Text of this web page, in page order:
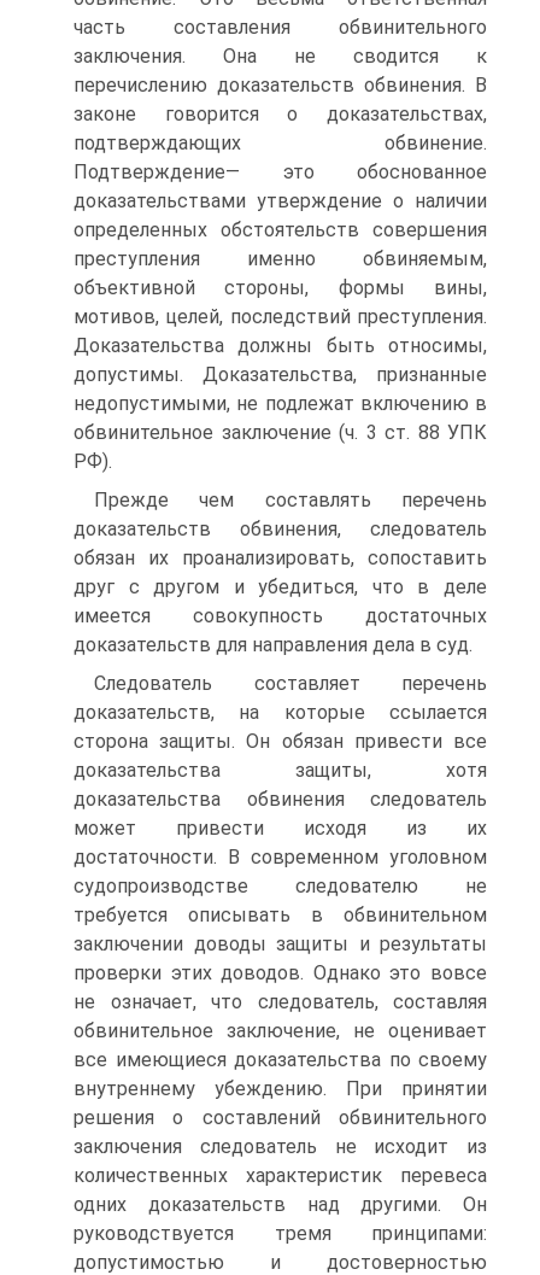
часть составления обвинительного
заключения. Она не сводится к
перечислению доказательств обвинения. В
законе говорится о доказательствах,
подтверждающих обвинение.
Подтверждение— это обоснованное
доказательствами утверждение о наличии
определенных обстоятельств совершения
преступления именно обвиняемым,
объективной стороны, формы вины,
мотивов, целей, последствий преступления.
Доказательства должны быть относимы,
допустимы. Доказательства, признанные
недопустимыми, не подлежат включению в
обвинительное заключение (ч. 3 ст. 88 УПК
РФ).
Прежде чем составлять перечень
доказательств обвинения, следователь
обязан их проанализировать, сопоставить
друг с другом и убедиться, что в деле
имеется совокупность достаточных
доказательств для направления дела в суд.
Следователь составляет перечень
доказательств, на которые ссылается
сторона защиты. Он обязан привести все
доказательства защиты, хотя
доказательства обвинения следователь
может привести исходя из их
достаточности. В современном уголовном
судопроизводстве следователю не
требуется описывать в обвинительном
заключении доводы защиты и результаты
проверки этих доводов. Однако это вовсе
не означает, что следователь, составляя
обвинительное заключение, не оценивает
все имеющиеся доказательства по своему
внутреннему убеждению. При принятии
решения о составлений обвинительного
заключения следователь не исходит из
количественных характеристик перевеса
одних доказательств над другими. Он
руководствуется тремя принципами:
допустимостью и достоверностью